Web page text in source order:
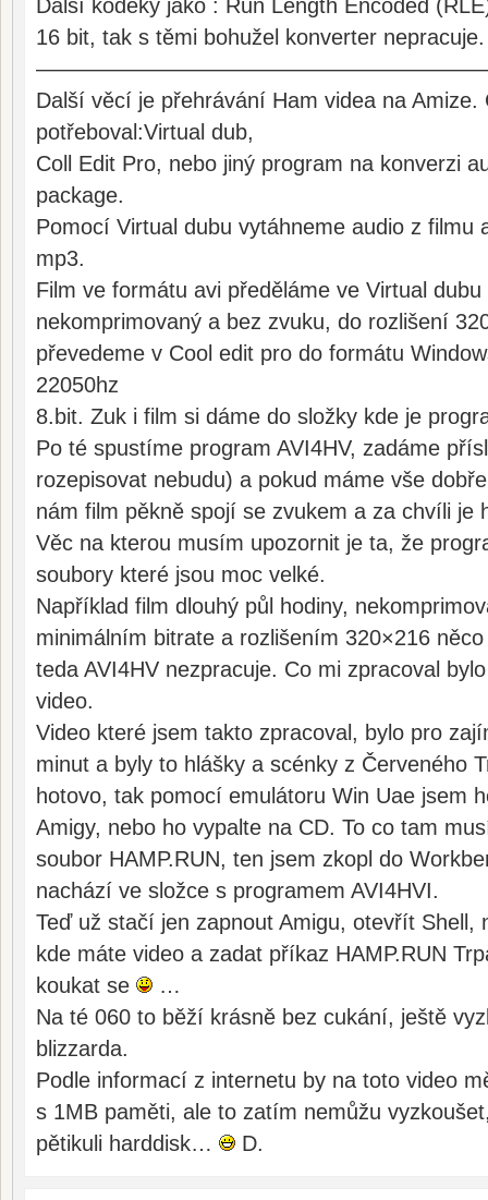
Další kodeky jako : Run Length Encoded
16 bit, tak s těmi bohužel konverter nepracuje.
Další věcí je přehrávání Ham videa na Amize.
potřeboval:Virtual dub,
Coll Edit Pro, nebo jiný program na konverzi
package.
Pomocí Virtual dubu vytáhneme audio z filmu
mp3.
Film ve formátu avi předěláme ve Virtual
nekomprimovaný a bez zvuku, do rozlišení
převedeme v Cool edit pro do formátu
22050hz
8.bit. Zuk i film si dáme do složky kde je
Po té spustíme program AVI4HV, zadáme
rozepisovat nebudu) a pokud máme vše
nám film pěkně spojí se zvukem a za chvíli je
Věc na kterou musím upozornit je ta, že
soubory které jsou moc velké.
Například film dlouhý půl hodiny,
minimálním bitrate a rozlišením 320×216
teda AVI4HV nezpracuje. Co mi zpracoval
video.
Video které jsem takto zpracoval, bylo pro
minut a byly to hlášky a scénky z Červeného
hotovo, tak pomocí emulátoru Win Uae jsem
Amigy, nebo ho vypalte na CD. To co tam
soubor HAMP.RUN, ten jsem zkopl do
nachází ve složce s programem AVI4HVI.
Teď už stačí jen zapnout Amigu, otevřít Shell,
kde máte video a zadat příkaz HAMP.RUN
koukat se
…
Na té 060 to běží krásně bez cukání, ještě
blizzarda.
Podle informací z internetu by na toto video
s 1MB paměti, ale to zatím nemůžu
pětikuli harddisk…
D.